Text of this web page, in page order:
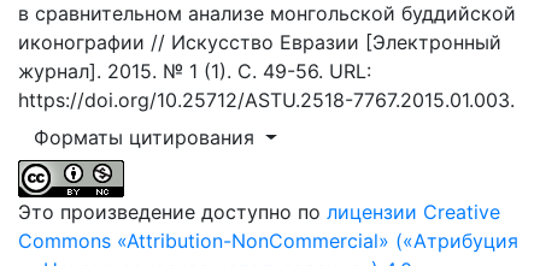
в сравнительном анализе монгольской буддийской
иконографии // Искусство Евразии [Электронный
журнал]. 2015. № 1 (1). С. 49-56. URL:
https://doi.org/10.25712/ASTU.2518-7767.2015.01.003.
Форматы цитирования
Это произведение доступно по лицензии Creative
Commons «Attribution-NonCommercial» («Атрибуция